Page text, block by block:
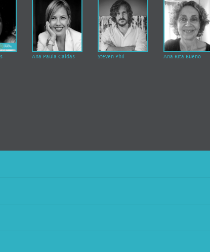
Ana Paula Caldas Steven Phil Ana Rita Bueno